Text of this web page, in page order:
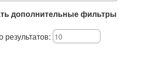
дополнительные фильтры
результатов: